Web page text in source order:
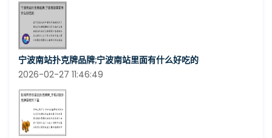
宁波南站扑克牌品牌;宁波南站里面有什么好吃的
2026-02-27 11:46:49